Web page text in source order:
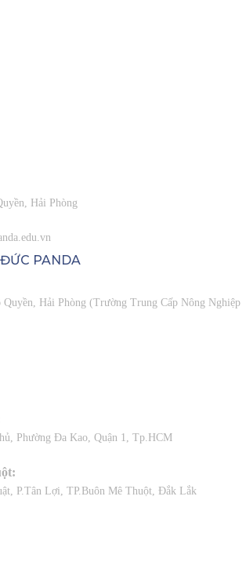
Hải Phòng
PANDA
Hải Phòng (Trường Trung Cấp Nông Nghiệp
Phường Đa Kao, Quận 1, Tp.HCM
P.Tân Lợi, TP.Buôn Mê Thuột, Đắk Lắk